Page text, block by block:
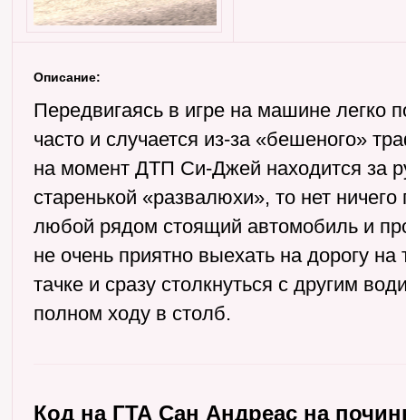
Описание:
Передвигаясь в игре на машине легко
часто и случается из-за «бешеного»
на момент ДТП Си-Джей находится за
старенькой «развалюхи», то нет
любой рядом стоящий автомобиль и
не очень приятно выехать на дорогу на
тачке и сразу столкнуться с другим
полном ходу в столб.
Код на ГТА Сан Андреас на